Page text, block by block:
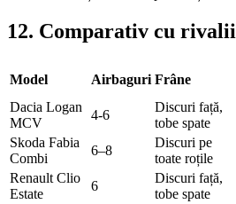
12. Comparativ cu rivalii
Model Airbaguri Frâne
Dacia Logan
MCV
4-6
Discuri față,
tobe spate
Skoda Fabia
Combi
6–8
Discuri pe
toate roțile
Renault Clio
Estate
6
Discuri față,
tobe spate